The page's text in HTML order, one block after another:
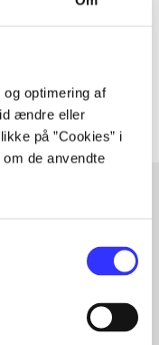
optimering af
ændre eller
på ”Cookies” i
de anvendte